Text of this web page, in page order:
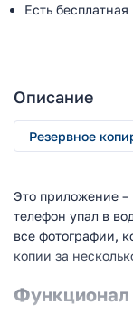
Есть
Описание
Резервное
Это приложение –
телефон упал в
все фотографии,
копии за
Функционал